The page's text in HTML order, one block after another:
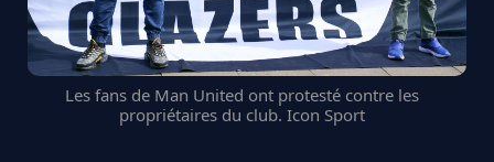
Les fans de Man United ont protesté contre les
propriétaires du club. Icon Sport